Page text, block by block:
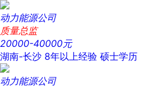
动力能源公司
质量总监
20000-40000元
湖南-长沙 8年以上经验 硕士学历
动力能源公司